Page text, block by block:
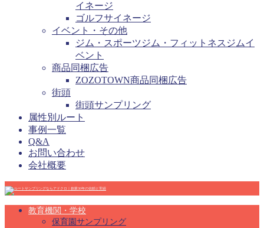
イネージ
ゴルフサイネージ
イベント・その他
ジム・スポーツジム・フィットネスジムイ
ベント
商品同梱広告
ZOZOTOWN商品同梱広告
街頭
街頭サンプリング
属性別ルート
事例一覧
Q&A
お問い合わせ
会社概要
教育機関・学校
保育園サンプリング